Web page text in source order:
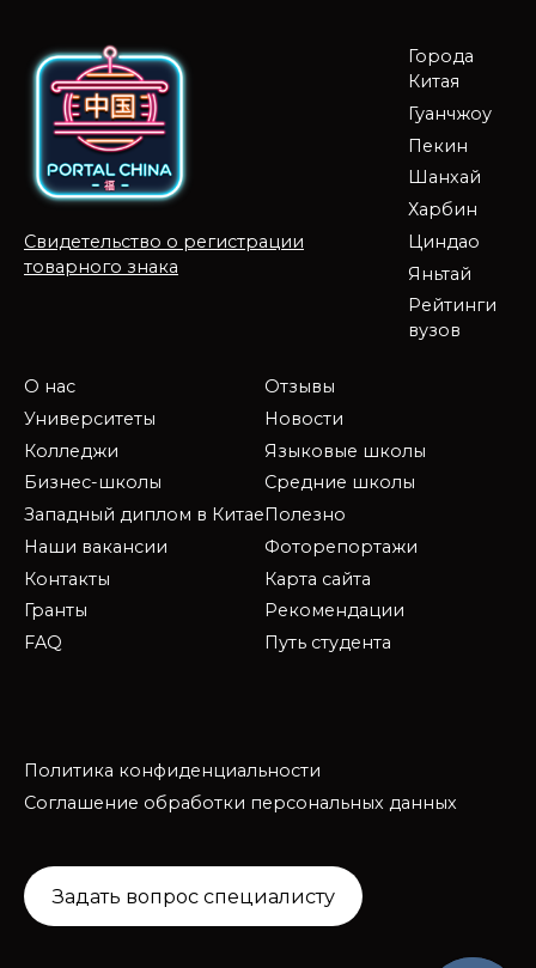
Свидетельство о регистрации
товарного знака
Города
Китая
Гуанчжоу
Пекин
Шанхай
Харбин
Циндао
Яньтай
Рейтинги
вузов
О нас
Университеты
Колледжи
Бизнес-школы
Западный диплом в Китае
Наши вакансии
Контакты
Гранты
FAQ
Отзывы
Новости
Языковые школы
Средние школы
Полезно
Фоторепортажи
Карта сайта
Рекомендации
Путь студента
Политика конфиденциальности
Соглашение обработки персональных данных
Задать вопрос специалисту